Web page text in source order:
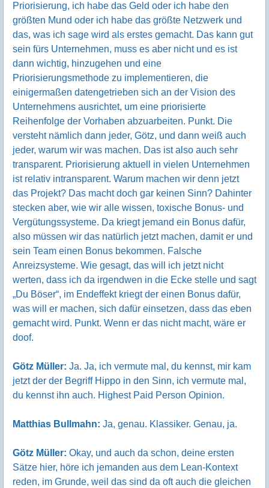
Priorisierung, ich habe das Geld oder ich habe den
größten Mund oder ich habe das größte Netzwerk und
das, was ich sage wird als erstes gemacht. Das kann gut
sein fürs Unternehmen, muss es aber nicht und es ist
dann wichtig, hinzugehen und eine
Priorisierungsmethode zu implementieren, die
einigermaßen datengetrieben sich an der Vision des
Unternehmens ausrichtet, um eine priorisierte
Reihenfolge der Vorhaben abzuarbeiten. Punkt. Die
versteht nämlich dann jeder, Götz, und dann weiß auch
jeder, warum wir was machen. Das ist also auch sehr
transparent. Priorisierung aktuell in vielen Unternehmen
ist relativ intransparent. Warum machen wir denn jetzt
das Projekt? Das macht doch gar keinen Sinn? Dahinter
stecken aber, wie wir alle wissen, toxische Bonus- und
Vergütungssysteme. Da kriegt jemand ein Bonus dafür,
also müssen wir das natürlich jetzt machen, damit er und
sein Team einen Bonus bekommen. Falsche
Anreizsysteme. Wie gesagt, das will ich jetzt nicht
werten, dass ich da irgendwen in die Ecke stelle und sagt
„Du Böser“, im Endeffekt kriegt der einen Bonus dafür,
was will er machen, sich dafür einsetzen, dass das eben
gemacht wird. Punkt. Wenn er das nicht macht, wäre er
doof.
Götz Müller: Ja. Ja, ich vermute mal, du kennst, mir kam
jetzt der der Begriff Hippo in den Sinn, ich vermute mal,
du kennst ihn auch. Highest Paid Person Opinion.
Matthias Bullmahn: Ja, genau. Klassiker. Genau, ja.
Götz Müller: Okay, und auch da schon, deine ersten
Sätze hier, höre ich jemanden aus dem Lean-Kontext
reden, im Grunde, weil das sind da oft auch die gleichen